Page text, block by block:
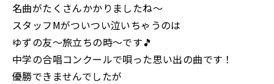
名曲がたくさんかかりましたね〜
スタッフMがついつい泣いちゃうのは
ゆずの友〜旅立ちの時〜です🎵
中学の合唱コンクールで唄った思い出の曲です！
優勝できませんでしたが